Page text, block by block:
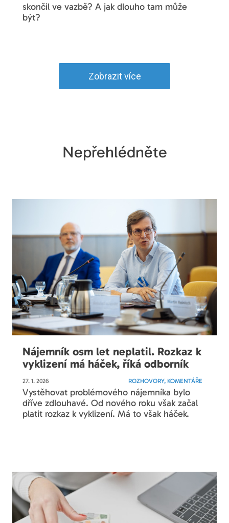
skončil ve vazbě? A jak dlouho tam může
být?
Zobrazit více
Nepřehlédněte
Nájemník osm let neplatil. Rozkaz k
vyklizení má háček, říká odborník
27. 1. 2026 ROZHOVORY, KOMENTÁŘE
Vystěhovat problémového nájemníka bylo
dříve zdlouhavé. Od nového roku však začal
platit rozkaz k vyklizení. Má to však háček.